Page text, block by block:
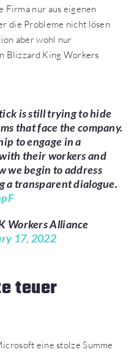
Firma nur aus eigenen
die Probleme nicht lösen
aber wohl nur
Blizzard King Workers
is still trying to hide
that face the company.
to engage in a
their workers and
we begin to address
a transparent dialogue.
Workers Alliance
17, 2022
teuer
eine stolze Summe